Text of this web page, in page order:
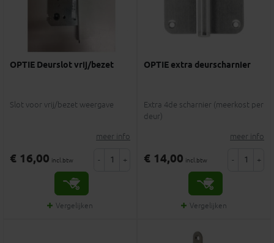
OPTIE Deurslot vrij/bezet
Slot voor vrij/bezet weergave
meer info
€ 16,00 incl.btw - +
Vergelijken
OPTIE extra deurscharnier
Extra 4de scharnier (meerkost per
deur)
meer info
€ 14,00 incl.btw - +
Vergelijken